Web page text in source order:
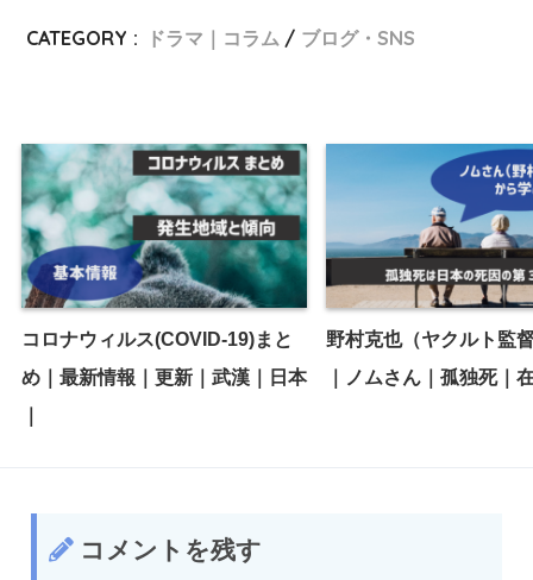
CATEGORY : ドラマ｜コラム ブログ・SNS
コロナウィルス(COVID-19)まと
め｜最新情報｜更新｜武漢｜日本
｜
野村克也（ヤクルト監
｜ノムさん｜孤独死｜
コメントを残す